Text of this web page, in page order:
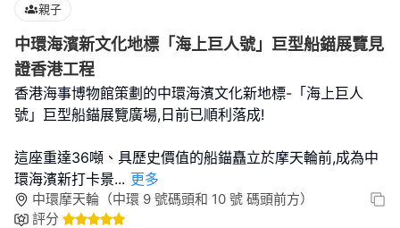
親子
中環海濱新文化地標「海上巨人號」巨型船錨展覽見
證香港工程
香港海事博物館策劃的中環海濱文化新地標-「海上巨人
號」巨型船錨展覽廣場,日前已順利落成!
這座重達36噸、具歷史價值的船錨矗立於摩天輪前,成為中
環海濱新打卡景... 更多
中環摩天輪（中環 9 號碼頭和 10 號 碼頭前方）
評分